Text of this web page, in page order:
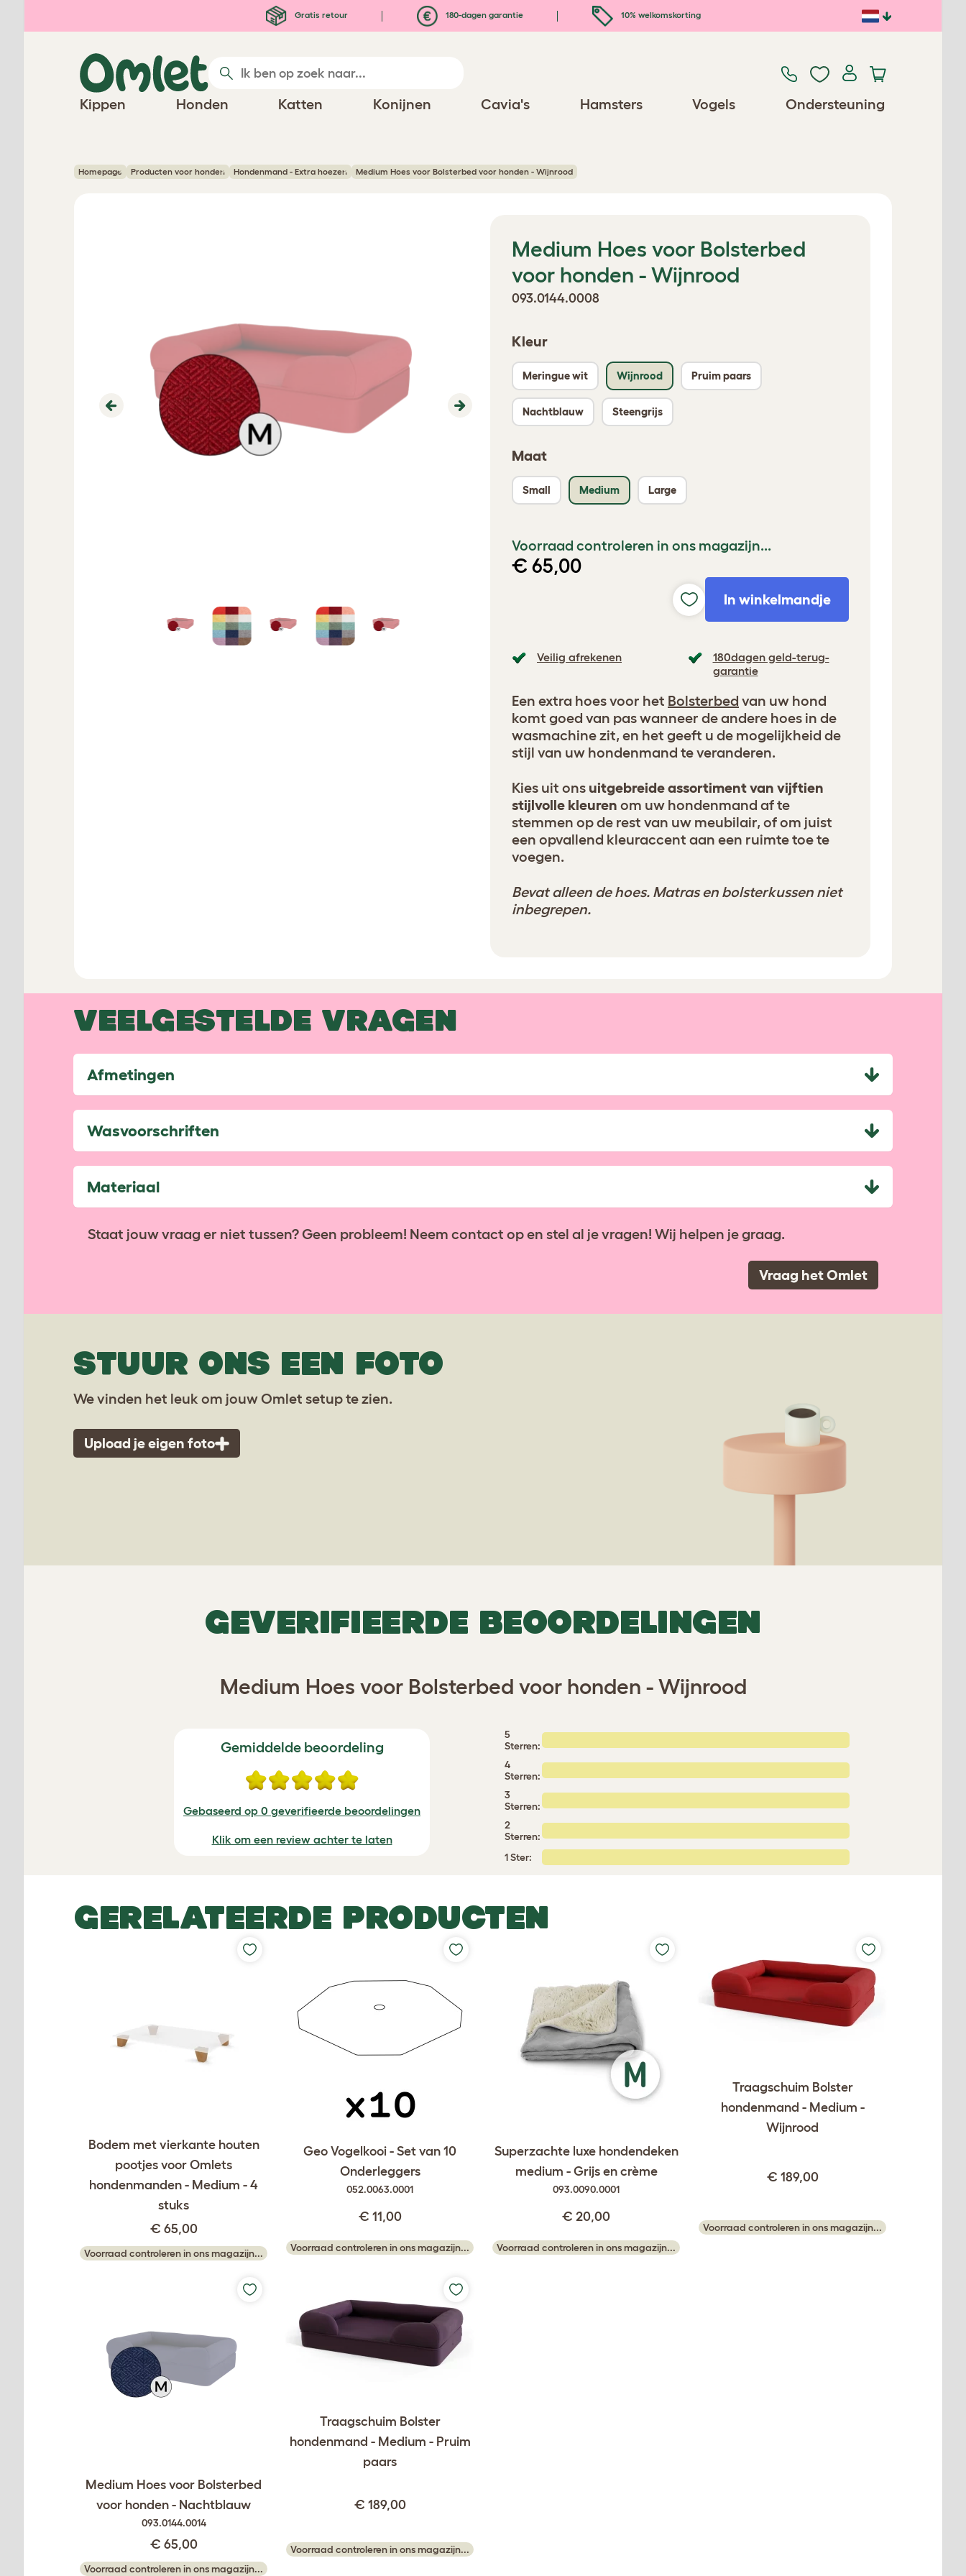
Gratis retour 180-dagen garantie 10% welkomskorting
Kippen Honden Katten Konijnen Cavia's Hamsters Vogels Ondersteuning
Homepage Producten voor honden Hondenmand - Extra hoezen Medium Hoes voor Bolsterbed voor honden - Wijnrood
Previous Next
Medium Hoes voor Bolsterbed
voor honden - Wijnrood
093.0144.0008
Kleur
Meringue wit Wijnrood Pruim paars
Nachtblauw Steengrijs
Maat
Small Medium Large
Voorraad controleren in ons magazijn...
€ 65,00
In winkelmandje
Veilig afrekenen
180dagen geld-terug-
garantie
Een extra hoes voor het Bolsterbed van uw hond
komt goed van pas wanneer de andere hoes in de
wasmachine zit, en het geeft u de mogelijkheid de
stijl van uw hondenmand te veranderen.
Kies uit ons uitgebreide assortiment van vijftien
stijlvolle kleuren om uw hondenmand af te
stemmen op de rest van uw meubilair, of om juist
een opvallend kleuraccent aan een ruimte toe te
voegen.
Bevat alleen de hoes. Matras en bolsterkussen niet
inbegrepen.
VEELGESTELDE VRAGEN
Afmetingen
Wasvoorschriften
Materiaal
Staat jouw vraag er niet tussen? Geen probleem! Neem contact op en stel al je vragen! Wij helpen je graag.
Vraag het Omlet
STUUR ONS EEN FOTO
We vinden het leuk om jouw Omlet setup te zien.
Upload je eigen foto
GEVERIFIEERDE BEOORDELINGEN
Medium Hoes voor Bolsterbed voor honden - Wijnrood
Gemiddelde beoordeling
Gebaseerd op 0 geverifieerde beoordelingen
Klik om een review achter te laten
5
Sterren:
4
Sterren:
3
Sterren:
2
Sterren:
1 Ster:
GERELATEERDE PRODUCTEN
Bodem met vierkante houten
pootjes voor Omlets
hondenmanden - Medium - 4
stuks
€ 65,00
Voorraad controleren in ons magazijn...
Geo Vogelkooi - Set van 10
Onderleggers
052.0063.0001
€ 11,00
Voorraad controleren in ons magazijn...
Superzachte luxe hondendeken
medium - Grijs en crème
093.0090.0001
€ 20,00
Voorraad controleren in ons magazijn...
Traagschuim Bolster
hondenmand - Medium -
Wijnrood
€ 189,00
Voorraad controleren in ons magazijn...
Medium Hoes voor Bolsterbed
voor honden - Nachtblauw
093.0144.0014
€ 65,00
Voorraad controleren in ons magazijn...
Traagschuim Bolster
hondenmand - Medium - Pruim
paars
€ 189,00
Voorraad controleren in ons magazijn...